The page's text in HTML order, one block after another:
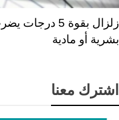
زلزال بقوة 5
بشرية أو مادية
اشترك معنا